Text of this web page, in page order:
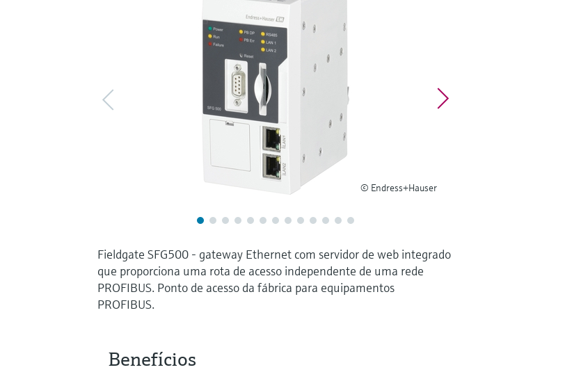
© Endress+Hauser
Fieldgate SFG500 - gateway Ethernet com servidor de web integrado
que proporciona uma rota de acesso independente de uma rede
PROFIBUS. Ponto de acesso da fábrica para equipamentos
PROFIBUS.
Benefícios